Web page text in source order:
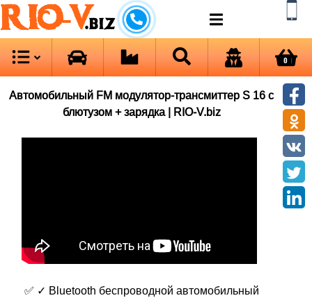
RIO-V.biz
0
Автомобильный FM модулятор-трансмиттер S 16 с
блютузом + зарядка | RIO-V.biz
✅ ✓ Bluetooth беспроводной автомобильный